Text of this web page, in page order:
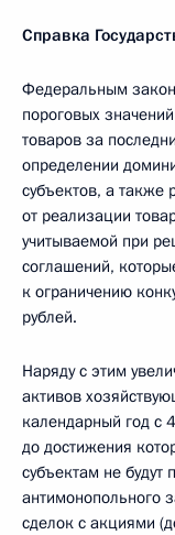
Справка
Федеральным
пороговых
товаров за
определении
субъектов, а также
от реализации
учитываемой при
соглашений,
к ограничению
рублей.
Наряду с этим
активов
календарный год с
до достижения
субъектам не будут
антимонопольного
сделок с акциями